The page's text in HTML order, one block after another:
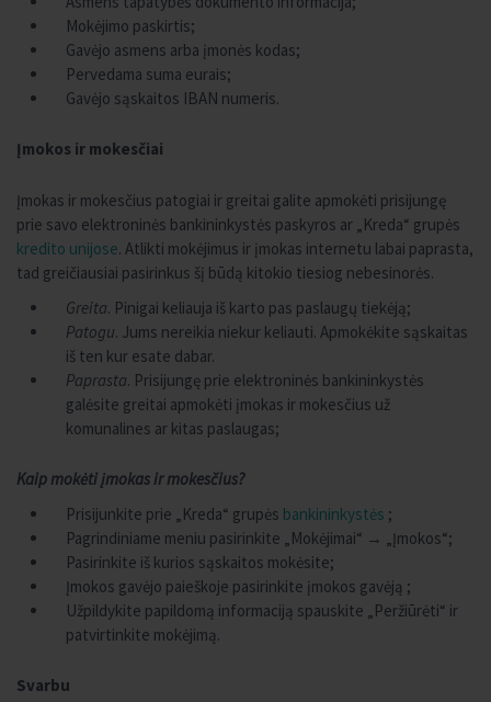
Mokėjimo paskirtis;
Gavėjo asmens arba įmonės kodas;
Pervedama suma eurais;
Gavėjo sąskaitos IBAN numeris.
Įmokos ir mokesčiai
Įmokas ir mokesčius patogiai ir greitai galite apmokėti prisijungę
prie savo elektroninės bankininkystės paskyros ar „Kreda“ grupės
kredito unijose. Atlikti mokėjimus ir įmokas internetu labai paprasta,
tad greičiausiai pasirinkus šį būdą kitokio tiesiog nebesinorės.
Greita. Pinigai keliauja iš karto pas paslaugų tiekėją;
Patogu. Jums nereikia niekur keliauti. Apmokėkite sąskaitas
iš ten kur esate dabar.
Paprasta. Prisijungę prie elektroninės bankininkystės
galėsite greitai apmokėti įmokas ir mokesčius už
komunalines ar kitas paslaugas;
Kaip mokėti įmokas ir mokesčius?
Prisijunkite prie „Kreda“ grupės bankininkystės ;
Pagrindiniame meniu pasirinkite „Mokėjimai“ → „Įmokos“;
Pasirinkite iš kurios sąskaitos mokėsite;
Įmokos gavėjo paieškoje pasirinkite įmokos gavėją ;
Užpildykite papildomą informaciją spauskite „Peržiūrėti“ ir
patvirtinkite mokėjimą.
Svarbu